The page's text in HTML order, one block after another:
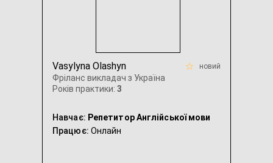
Vasylyna Olashyn
Фріланс викладач з Україна
Років практики: 3
новий
Навчає: Репетитор Англійської мови
Працює: Онлайн